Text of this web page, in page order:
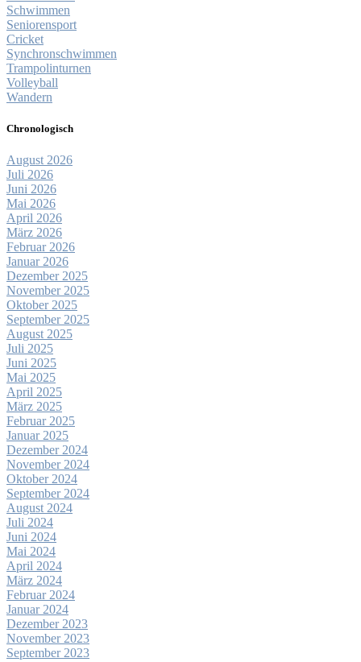
Schwimmen
Seniorensport
Cricket
Synchronschwimmen
Trampolinturnen
Volleyball
Wandern
Chronologisch
August 2026
Juli 2026
Juni 2026
Mai 2026
April 2026
März 2026
Februar 2026
Januar 2026
Dezember 2025
November 2025
Oktober 2025
September 2025
August 2025
Juli 2025
Juni 2025
Mai 2025
April 2025
März 2025
Februar 2025
Januar 2025
Dezember 2024
November 2024
Oktober 2024
September 2024
August 2024
Juli 2024
Juni 2024
Mai 2024
April 2024
März 2024
Februar 2024
Januar 2024
Dezember 2023
November 2023
September 2023